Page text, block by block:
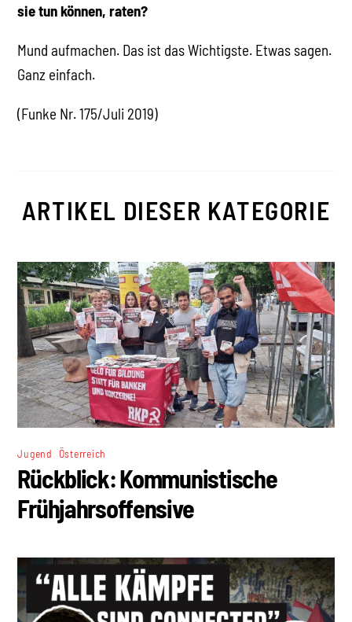
sie tun können, raten?
Mund aufmachen. Das ist das Wichtigste. Etwas sagen.
Ganz einfach.
(Funke Nr. 175/Juli 2019)
ARTIKEL DIESER KATEGORIE
Jugend Österreich
Rückblick: Kommunistische
Frühjahrsoffensive